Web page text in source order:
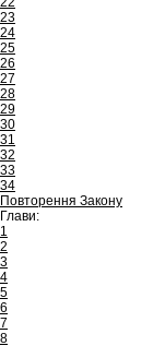
23
24
25
26
27
28
29
30
31
32
33
34
Повторення Закону
Глави:
1
2
3
4
5
6
7
8